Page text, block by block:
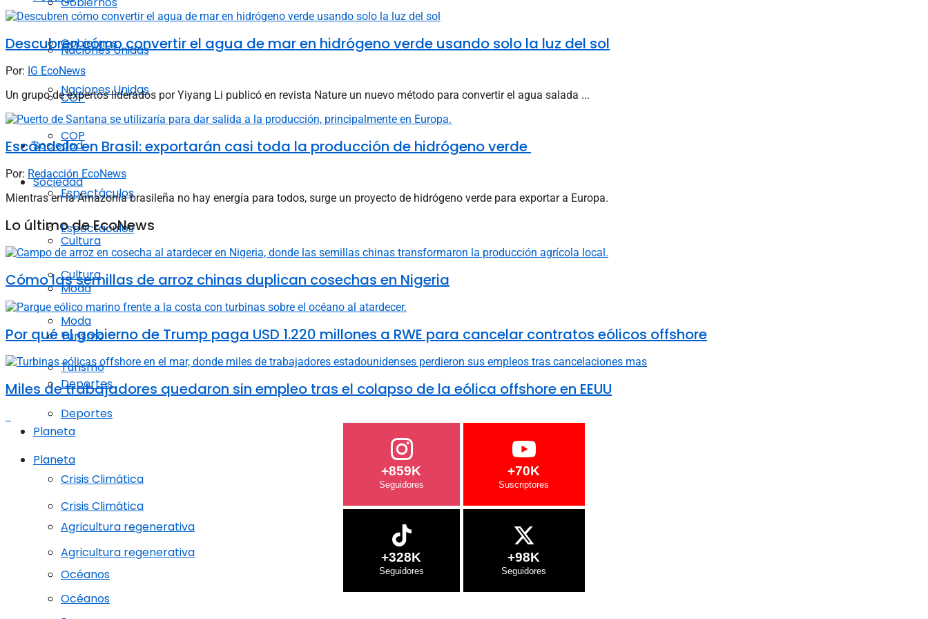
Naciones Unidas
COP
Sociedad
Espectáculos
Cultura
Moda
Turismo
Deportes
Planeta
Crisis Climática
Agricultura regenerativa
Océanos
Gobiernos
Naciones Unidas
COP
Sociedad
Espectáculos
Cultura
Moda
Turismo
Deportes
Planeta
Crisis Climática
Agricultura regenerativa
Océanos
Descubren cómo convertir el agua de mar en hidrógeno verde usando solo la luz del sol
Por: IG EcoNews
Un grupo de expertos liderados por Yiyang Li publicó en revista Nature un nuevo método para convertir el agua salada ...
Escándalo en Brasil: exportarán casi toda la producción de hidrógeno verde
Por: Redacción EcoNews
Mientras en la Amazonia brasileña no hay energía para todos, surge un proyecto de hidrógeno verde para exportar a Europa.
Lo último de EcoNews
Cómo las semillas de arroz chinas duplican cosechas en Nigeria
Por qué el gobierno de Trump paga USD 1.220 millones a RWE para cancelar contratos eólicos offshore
Miles de trabajadores quedaron sin empleo tras el colapso de la eólica offshore en EEUU
+859K +70K
+328K +98K